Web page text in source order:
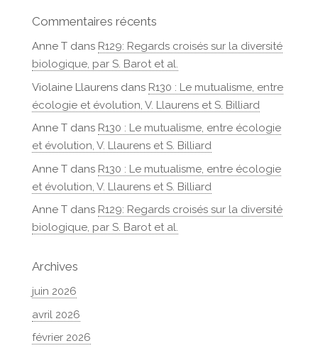
Commentaires récents
Anne Tdans R129: Regards croisés sur la diversité
biologique, par S. Barot et al.
Violaine Llaurensdans R130 : Le mutualisme, entre
écologie et évolution, V. Llaurens et S. Billiard
Anne Tdans R130 : Le mutualisme, entre écologie
et évolution, V. Llaurens et S. Billiard
Anne Tdans R130 : Le mutualisme, entre écologie
et évolution, V. Llaurens et S. Billiard
Anne Tdans R129: Regards croisés sur la diversité
biologique, par S. Barot et al.
Archives
juin 2026
avril 2026
février 2026